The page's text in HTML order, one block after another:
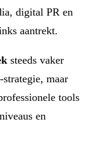
digital PR en
aantrekt.
steeds vaker
maar
tools
en